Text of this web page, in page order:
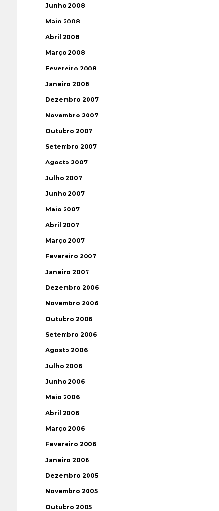
Junho 2008
Maio 2008
Abril 2008
Março 2008
Fevereiro 2008
Janeiro 2008
Dezembro 2007
Novembro 2007
Outubro 2007
Setembro 2007
Agosto 2007
Julho 2007
Junho 2007
Maio 2007
Abril 2007
Março 2007
Fevereiro 2007
Janeiro 2007
Dezembro 2006
Novembro 2006
Outubro 2006
Setembro 2006
Agosto 2006
Julho 2006
Junho 2006
Maio 2006
Abril 2006
Março 2006
Fevereiro 2006
Janeiro 2006
Dezembro 2005
Novembro 2005
Outubro 2005